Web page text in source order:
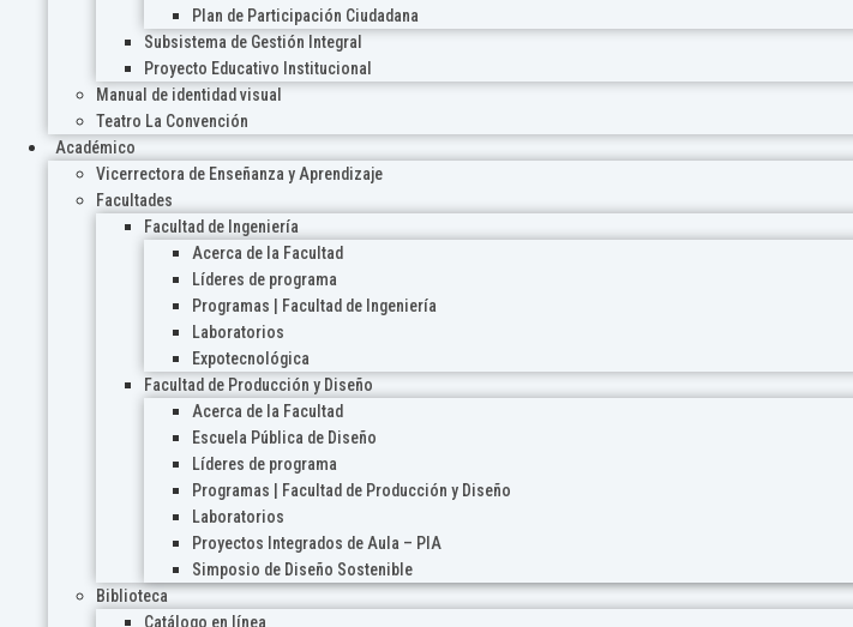
Plan de Participación Ciudadana
Subsistema de Gestión Integral
Proyecto Educativo Institucional
Manual de identidad visual
Teatro La Convención
Académico
Vicerrectora de Enseñanza y Aprendizaje
Facultades
Facultad de Ingeniería
Acerca de la Facultad
Líderes de programa
Programas | Facultad de Ingeniería
Laboratorios
Expotecnológica
Facultad de Producción y Diseño
Acerca de la Facultad
Escuela Pública de Diseño
Líderes de programa
Programas | Facultad de Producción y Diseño
Laboratorios
Proyectos Integrados de Aula – PIA
Simposio de Diseño Sostenible
Biblioteca
Catálogo en línea